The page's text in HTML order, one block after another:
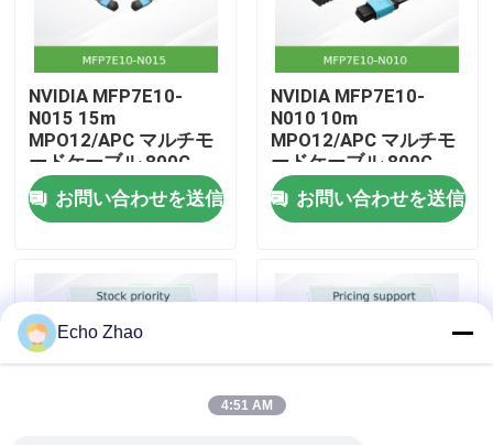
私たちについて
工場見学
品質管理
お問い合わせ
ニュース
事件
NVIDIA MFP7E10-
N015 15m
MPO12/APC マルチモ
ードケーブル 800G
InfiniBand
お問い合わせを送信
NVIDIA MFP7E10-
N010 10m
MPO12/APC マルチモ
ードケーブル 800G
InfiniBand
お問い合わせを送信
Echo Zhao
4:51 AM